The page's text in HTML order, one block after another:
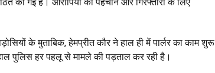
के मुताबिक, हेमप्रीत कौर ने हाल ही में पार्लर का काम शुरू
पुलिस हर पहलू से मामले की पड़ताल कर रही है।